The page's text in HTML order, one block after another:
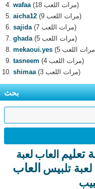
wafaa
(18 مرات اللعب)
aicha12
(9 مرات اللعب)
sajida
(7 مرات اللعب)
ghada
(5 مرات اللعب)
mekaoui.yes
tasneem
(4 مرات اللعب)
shimaa
(3 مرات اللعب)
بحث
تعليم العاب لعبة
لعبة تلبيس العاب